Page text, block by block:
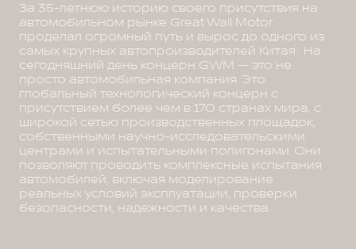
За 35-летнюю историю своего присутствия на
автомобильном рынке Great Wall Motor
проделал огромный путь и вырос до одного из
самых крупных автопроизводителей Китая. На
сегодняшний день концерн GWM — это не
просто автомобильная компания. Это
глобальный технологический концерн с
присутствием более чем в 170 странах мира, с
широкой сетью производственных площадок,
собственными научно-исследовательскими
центрами и испытательными полигонами. Они
позволяют проводить комплексные испытания
автомобилей, включая моделирование
реальных условий эксплуатации, проверки
безопасности, надежности и качества.